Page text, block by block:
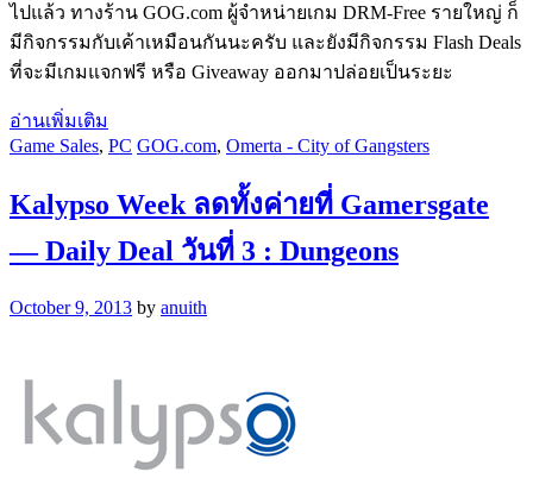
ไปแล้ว ทางร้าน GOG.com ผู้จำหน่ายเกม DRM-Free รายใหญ่ ก็
มีกิจกรรมกับเค้าเหมือนกันนะครับ และยังมีกิจกรรม Flash Deals
ที่จะมีเกมแจกฟรี หรือ Giveaway ออกมาปล่อยเป็นระยะ
อ่านเพิ่มเติม
Game Sales, PC GOG.com, Omerta - City of Gangsters
Kalypso Week ลดทั้งค่ายที่ Gamersgate
— Daily Deal วันที่ 3 : Dungeons
October 9, 2013 by anuith